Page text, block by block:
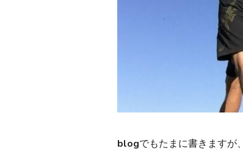
blogでもたまに書きますが、